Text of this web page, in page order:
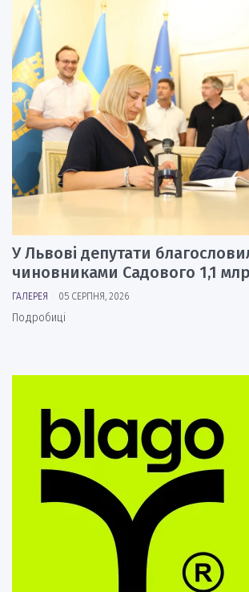
У Львові депутати
чиновниками Садового 1,1
ГАЛЕРЕЯ 05 СЕРПНЯ, 2026
Подробиці